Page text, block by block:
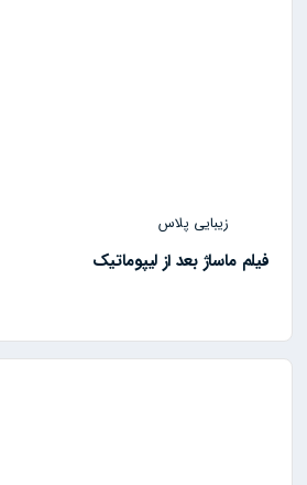
زیبایی پلاس
فیلم ماساژ بعد از لیپوماتیک